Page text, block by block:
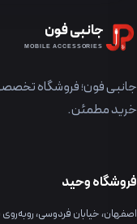
جانبی فون
MOBILE ACCESSORIES
جانبی فون؛ فروشگاه
خرید مطمئن.
فروشگاه وحید
اصفهان، خیابان فردوسی، روبه‌روی